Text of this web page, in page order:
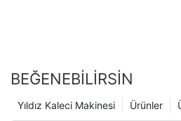
BEĞENEBILIRSIN
Ürünler
Yıldız Kaleci Makinesi